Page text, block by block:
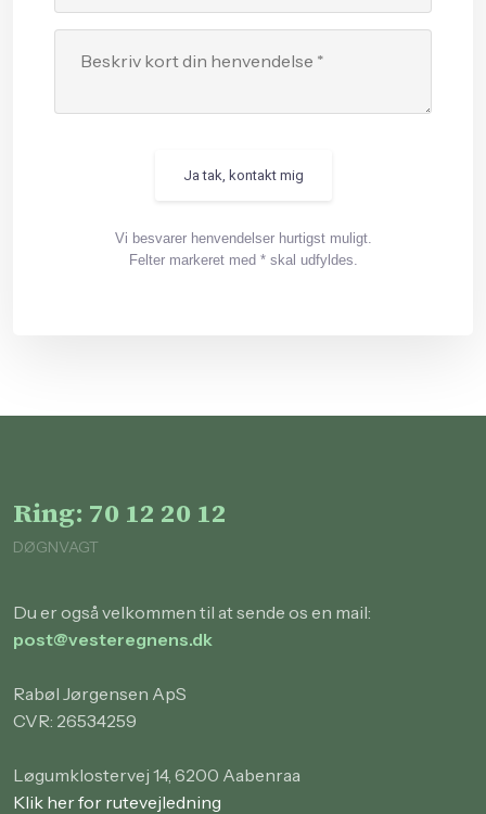
Vi besvarer henvendelser hurtigst muligt.
Felter markeret med * skal udfyldes.
Ring: 70 12 20 12
DØGNVAGT
Du er også velkommen til at sende os en mail:
post@vesteregnens.dk
Rabøl Jørgensen ApS
CVR: 26534259
Løgumklostervej 14, 6200 Aabenraa
Klik her for rutevejledning